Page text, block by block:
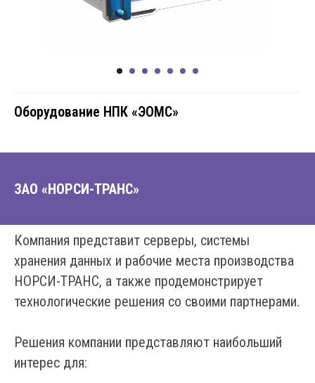
Оборудование НПК «ЭОМС»
ЗАО «НОРСИ-ТРАНС»
Компания представит серверы, системы
хранения данных и рабочие места производства
НОРСИ-ТРАНС, а также продемонстрирует
технологические решения со своими партнерами.
Решения компании представляют наибольший
интерес для: